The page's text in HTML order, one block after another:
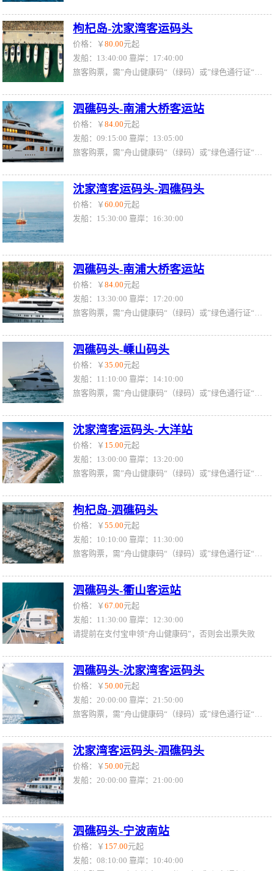
枸杞岛-沈家湾客运码头
价格：￥80.00元起
发船：13:40:00 靠岸：17:40:00
旅客购票，需”舟山健康码“（绿码）或”绿色通行证“（绿证）
泗礁码头-南浦大桥客运站
价格：￥84.00元起
发船：09:15:00 靠岸：13:05:00
旅客购票，需”舟山健康码“（绿码）或”绿色通行证“（绿证）
沈家湾客运码头-泗礁码头
价格：￥60.00元起
发船：15:30:00 靠岸：16:30:00
泗礁码头-南浦大桥客运站
价格：￥84.00元起
发船：13:30:00 靠岸：17:20:00
旅客购票，需”舟山健康码“（绿码）或”绿色通行证“（绿证）
泗礁码头-嵊山码头
价格：￥35.00元起
发船：11:10:00 靠岸：14:10:00
旅客购票，需”舟山健康码“（绿码）或”绿色通行证“（绿证）
沈家湾客运码头-大洋站
价格：￥ 15.00元起
发船：13:00:00 靠岸：13:20:00
旅客购票，需”舟山健康码“（绿码）或”绿色通行证“（绿证）
枸杞岛-泗礁码头
价格：￥55.00元起
发船：10:10:00 靠岸：11:30:00
旅客购票，需”舟山健康码“（绿码）或”绿色通行证“（绿证）
泗礁码头-衢山客运站
价格：￥67.00元起
发船：11:30:00 靠岸：12:30:00
请提前在支付宝申领“舟山健康码”，否则会出票失败
泗礁码头-沈家湾客运码头
价格：￥50.00元起
发船：20:00:00 靠岸：21:50:00
旅客购票，需”舟山健康码“（绿码）或”绿色通行证“（绿证）
沈家湾客运码头-泗礁码头
价格：￥50.00元起
发船：20:00:00 靠岸：21:00:00
泗礁码头-宁波南站
价格：￥ 157.00元起
发船：08:10:00 靠岸：10:40:00